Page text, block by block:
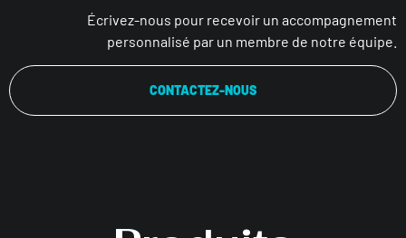
Écrivez-nous pour recevoir un accompagnement
personnalisé par un membre de notre équipe.
CONTACTEZ-NOUS